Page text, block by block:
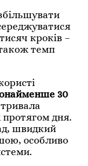
кроків –
темп
30
протягом дня.
швидкий
особливо